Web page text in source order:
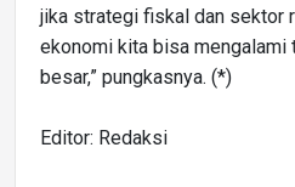
jika strategi fiskal dan sektor
ekonomi kita bisa mengalami
besar,” pungkasnya. (*)
Editor: Redaksi